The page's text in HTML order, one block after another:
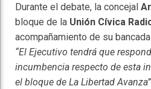
Durante el debate, la concejal
bloque de la Unión Cívica
acompañamiento de su
“El Ejecutivo tendrá que
incumbencia respecto de esta
el bloque de La Libertad Avanza”